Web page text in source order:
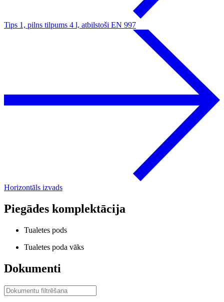
Tips 1, pilns tilpums 4 l, atbilstoši EN 997
Horizontāls izvads
Piegādes komplektācija
Tualetes pods
Tualetes poda vāks
Dokumenti